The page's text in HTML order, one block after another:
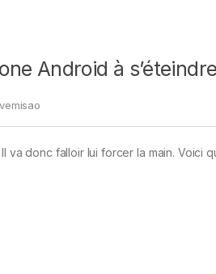
Android à
vemisao
va donc falloir lui forcer la main. Voici